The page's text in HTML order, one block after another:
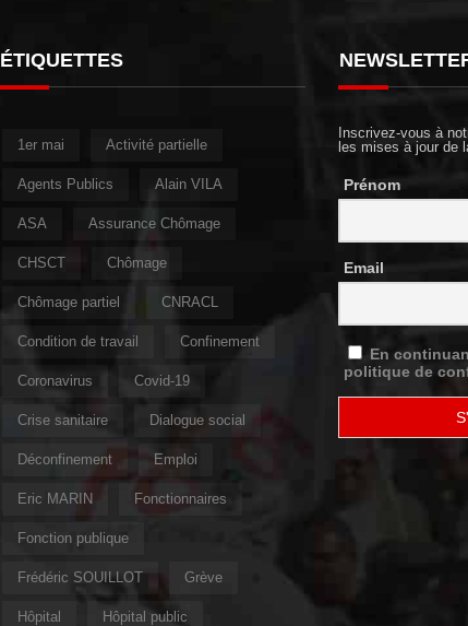
ÉTIQUETTES
1er mai Activité partielle
Agents Publics Alain VILA
ASA Assurance Chômage
CHSCT Chômage
Chômage partiel CNRACL
Condition de travail Confinement
Coronavirus Covid-19
Crise sanitaire Dialogue social
Déconfinement Emploi
Eric MARIN Fonctionnaires
Fonction publique
Frédéric SOUILLOT Grève
Hôpital Hôpital public
Inscrivez-vous à
les mises à jour de
Prénom
Email
En
politique de